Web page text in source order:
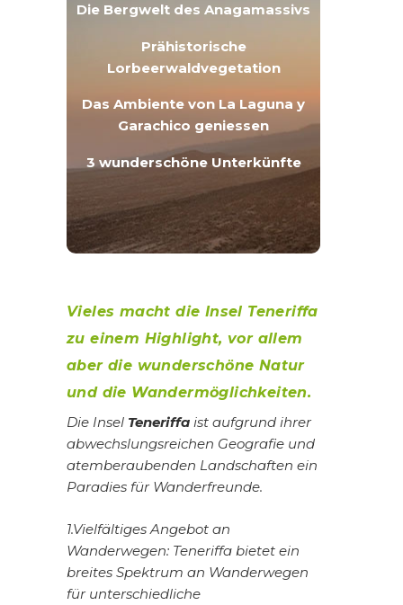
Die Bergwelt des Anagamassivs
Prähistorische
Lorbeerwaldvegetation
Das Ambiente von La Laguna y
Garachico geniessen
3 wunderschöne Unterkünfte
Vieles macht die Insel Teneriffa
zu einem Highlight, vor allem
aber die wunderschöne Natur
und die Wandermöglichkeiten.
Die Insel Teneriffa ist aufgrund ihrer
abwechslungsreichen Geografie und
atemberaubenden Landschaften ein
Paradies für Wanderfreunde.
1.Vielfältiges Angebot an
Wanderwegen: Teneriffa bietet ein
breites Spektrum an Wanderwegen
für unterschiedliche